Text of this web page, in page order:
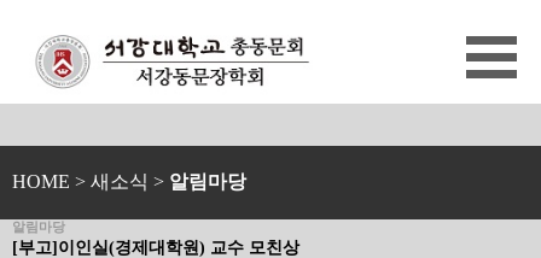
HOME > 새소식 > 알림마당
알림마당
[부고]이인실(경제대학원) 교수 모친상